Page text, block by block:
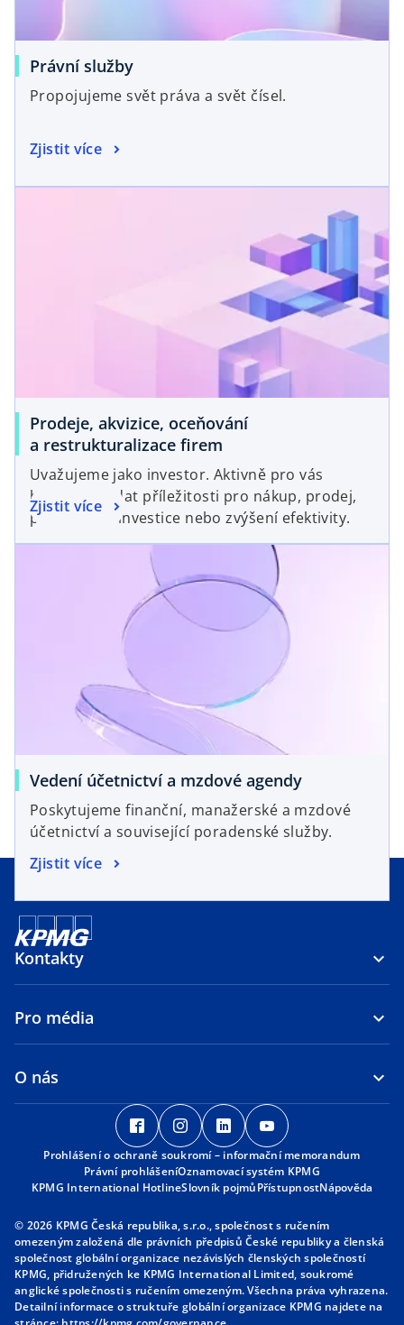
Právní služby
Propojujeme svět práva a svět čísel.
Zjistit více
Prodeje, akvizice, oceňování
a restrukturalizace firem
Uvažujeme jako investor. Aktivně pro vás
budeme hledat příležitosti pro nákup, prodej,
partnerství, investice nebo zvýšení efektivity.
Zjistit více
Vedení účetnictví a mzdové agendy
Poskytujeme finanční, manažerské a mzdové
účetnictví a související poradenské služby.
Zjistit více
Kontakty
Pro média
O nás
o
p
e
n
i
n
a
n
e
o
p
e
n
i
n
a
n
e
o
p
e
n
i
n
a
n
e
p
e
n
s
i
n
a
n
e
Prohlášení o ochraně soukromí – informační memorandum
Právní prohlášeníOznamovací systém KPMG
KPMG International Hotlineo
n
i
n
Slovník pojmůPřístupnostNápověda
© 2026 KPMG Česká republika, s.r.o., společnost s ručením
omezeným založená dle právních předpisů České republiky a členská
společnost globální organizace nezávislých členských společností
KPMG, přidružených ke KPMG International Limited, soukromé
anglické společnosti s ručením omezeným. Všechna práva vyhrazena.
Detailní informace o struktuře globální organizace KPMG najdete na